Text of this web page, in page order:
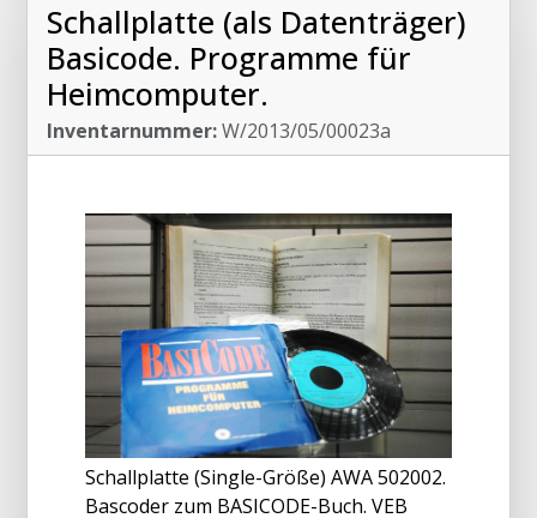
Schallplatte (als Datenträger)
Basicode. Programme für
Heimcomputer.
Inventarnummer:W/2013/05/00023a
Schallplatte (Single-Größe) AWA 502002.
Bascoder zum BASICODE-Buch. VEB